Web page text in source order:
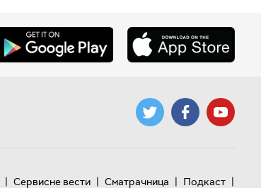
| Сервисне вести | Сматрачница | Подкаст |